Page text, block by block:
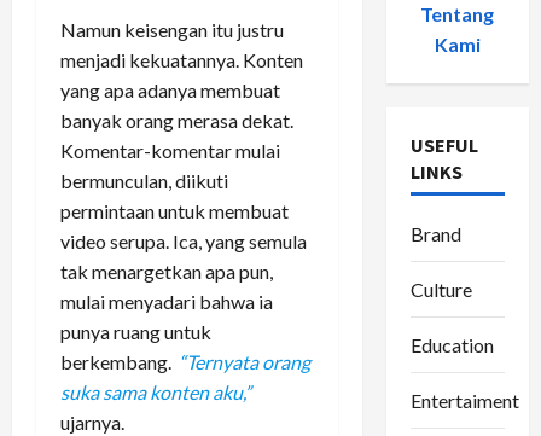
Namun keisengan itu justru
menjadi kekuatannya. Konten
yang apa adanya membuat
banyak orang merasa dekat.
Komentar-komentar mulai
bermunculan, diikuti
permintaan untuk membuat
video serupa. Ica, yang semula
tak menargetkan apa pun,
mulai menyadari bahwa ia
punya ruang untuk
berkembang. “Ternyata orang
suka sama konten aku,”
ujarnya.
Tentang
Kami
USEFUL
LINKS
Brand
Culture
Education
Entertaiment